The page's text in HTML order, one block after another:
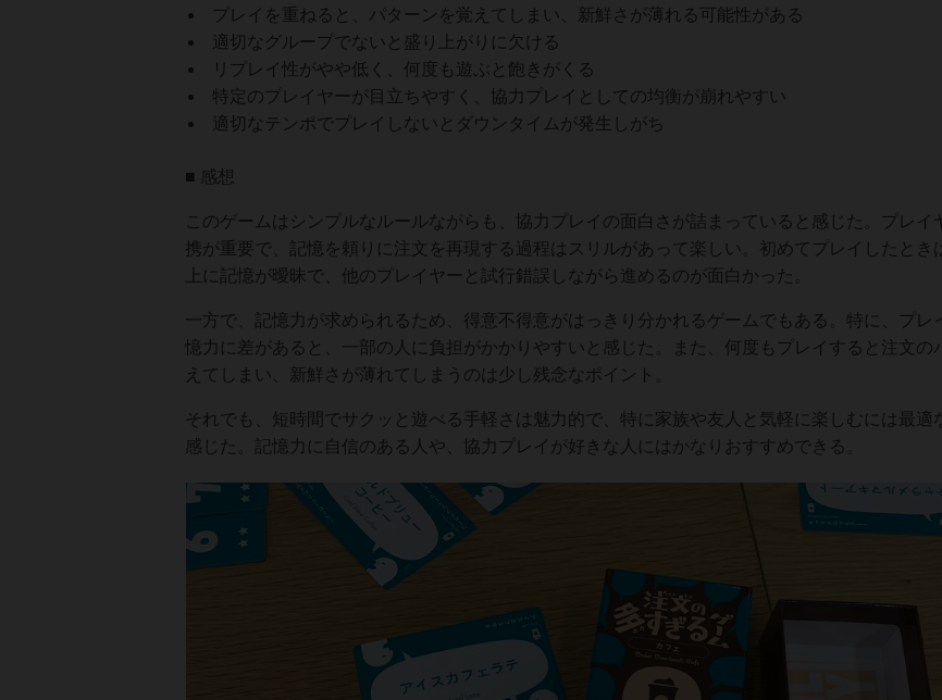
プレイを重ねると、パターンを覚えてしまい、新鮮さが薄れる可能性がある
適切なグループでないと盛り上がりに欠ける
リプレイ性がやや低く、何度も遊ぶと飽きがくる
特定のプレイヤーが目立ちやすく、協力プレイとしての均衡が崩れやすい
適切なテンポでプレイしないとダウンタイムが発生しがち
■ 感想
このゲームはシンプルなルールながらも、協力プレイの面白さが詰まっていると感じた。プレイ
携が重要で、記憶を頼りに注文を再現する過程はスリルがあって楽しい。初めてプレイしたとき
上に記憶が曖昧で、他のプレイヤーと試行錯誤しながら進めるのが面白かった。
一方で、記憶力が求められるため、得意不得意がはっきり分かれるゲームでもある。特に、プレ
憶力に差があると、一部の人に負担がかかりやすいと感じた。また、何度もプレイすると注文の
えてしまい、新鮮さが薄れてしまうのは少し残念なポイント。
それでも、短時間でサクッと遊べる手軽さは魅力的で、特に家族や友人と気軽に楽しむには最適
感じた。記憶力に自信のある人や、協力プレイが好きな人にはかなりおすすめできる。